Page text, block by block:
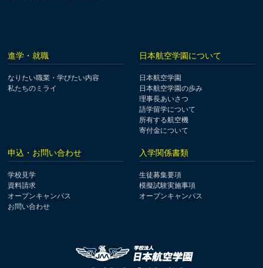
進学・就職
なりたい職業・学びたい内容
私たちのミライ
日本航空学園について
日本航空学園
日本航空学園の歩み
理事長あいさつ
語学留学について
所有する航空機
寄付金について
申込・お問い合わせ
学校見学
資料請求
オープンキャンパス
お問い合わせ
入学関係書類
生徒募集要項
模擬試験実施事項
オープンキャンパス